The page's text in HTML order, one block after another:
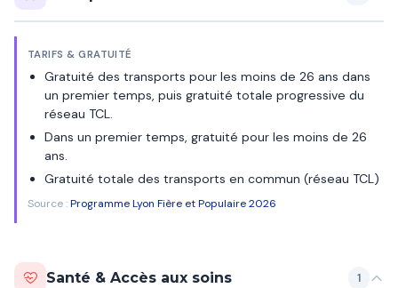
TARIFS & GRATUITÉ
Gratuité des transports pour les moins de 26 ans dans
un premier temps, puis gratuité totale progressive du
réseau TCL.
Dans un premier temps, gratuité pour les moins de 26
ans.
Gratuité totale des transports en commun (réseau TCL)
Source :Programme Lyon Fière et Populaire 2026
Santé & Accès aux soins 1